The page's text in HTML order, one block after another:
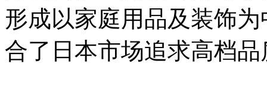
形成以家庭用品及装饰
合了日本市场追求高档